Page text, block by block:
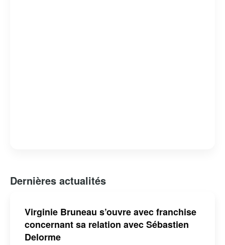
Dernières actualités
Virginie Bruneau s’ouvre avec franchise
concernant sa relation avec Sébastien
Delorme